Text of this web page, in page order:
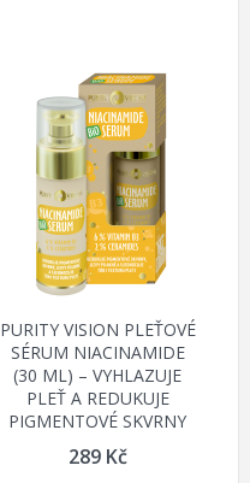
PURITY VISION PLEŤOVÉ
SÉRUM NIACINAMIDE
(30 ML) – VYHLAZUJE
PLEŤ A REDUKUJE
PIGMENTOVÉ SKVRNY
289 Kč